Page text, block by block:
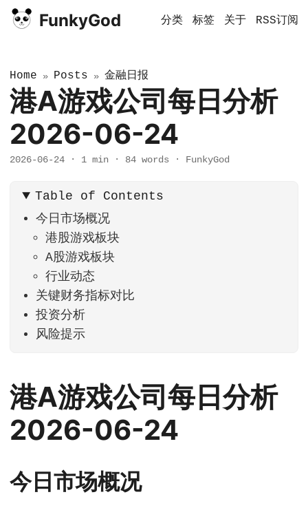
FunkyGod 分类 标签 关于 RSS订阅
Home » Posts » 金融日报
港A游戏公司每日分析
2026-06-24
2026-06-24 · 1 min · 84 words · FunkyGod
Table of Contents
今日市场概况
港股游戏板块
A股游戏板块
行业动态
关键财务指标对比
投资分析
风险提示
港A游戏公司每日分析
2026-06-24
今日市场概况